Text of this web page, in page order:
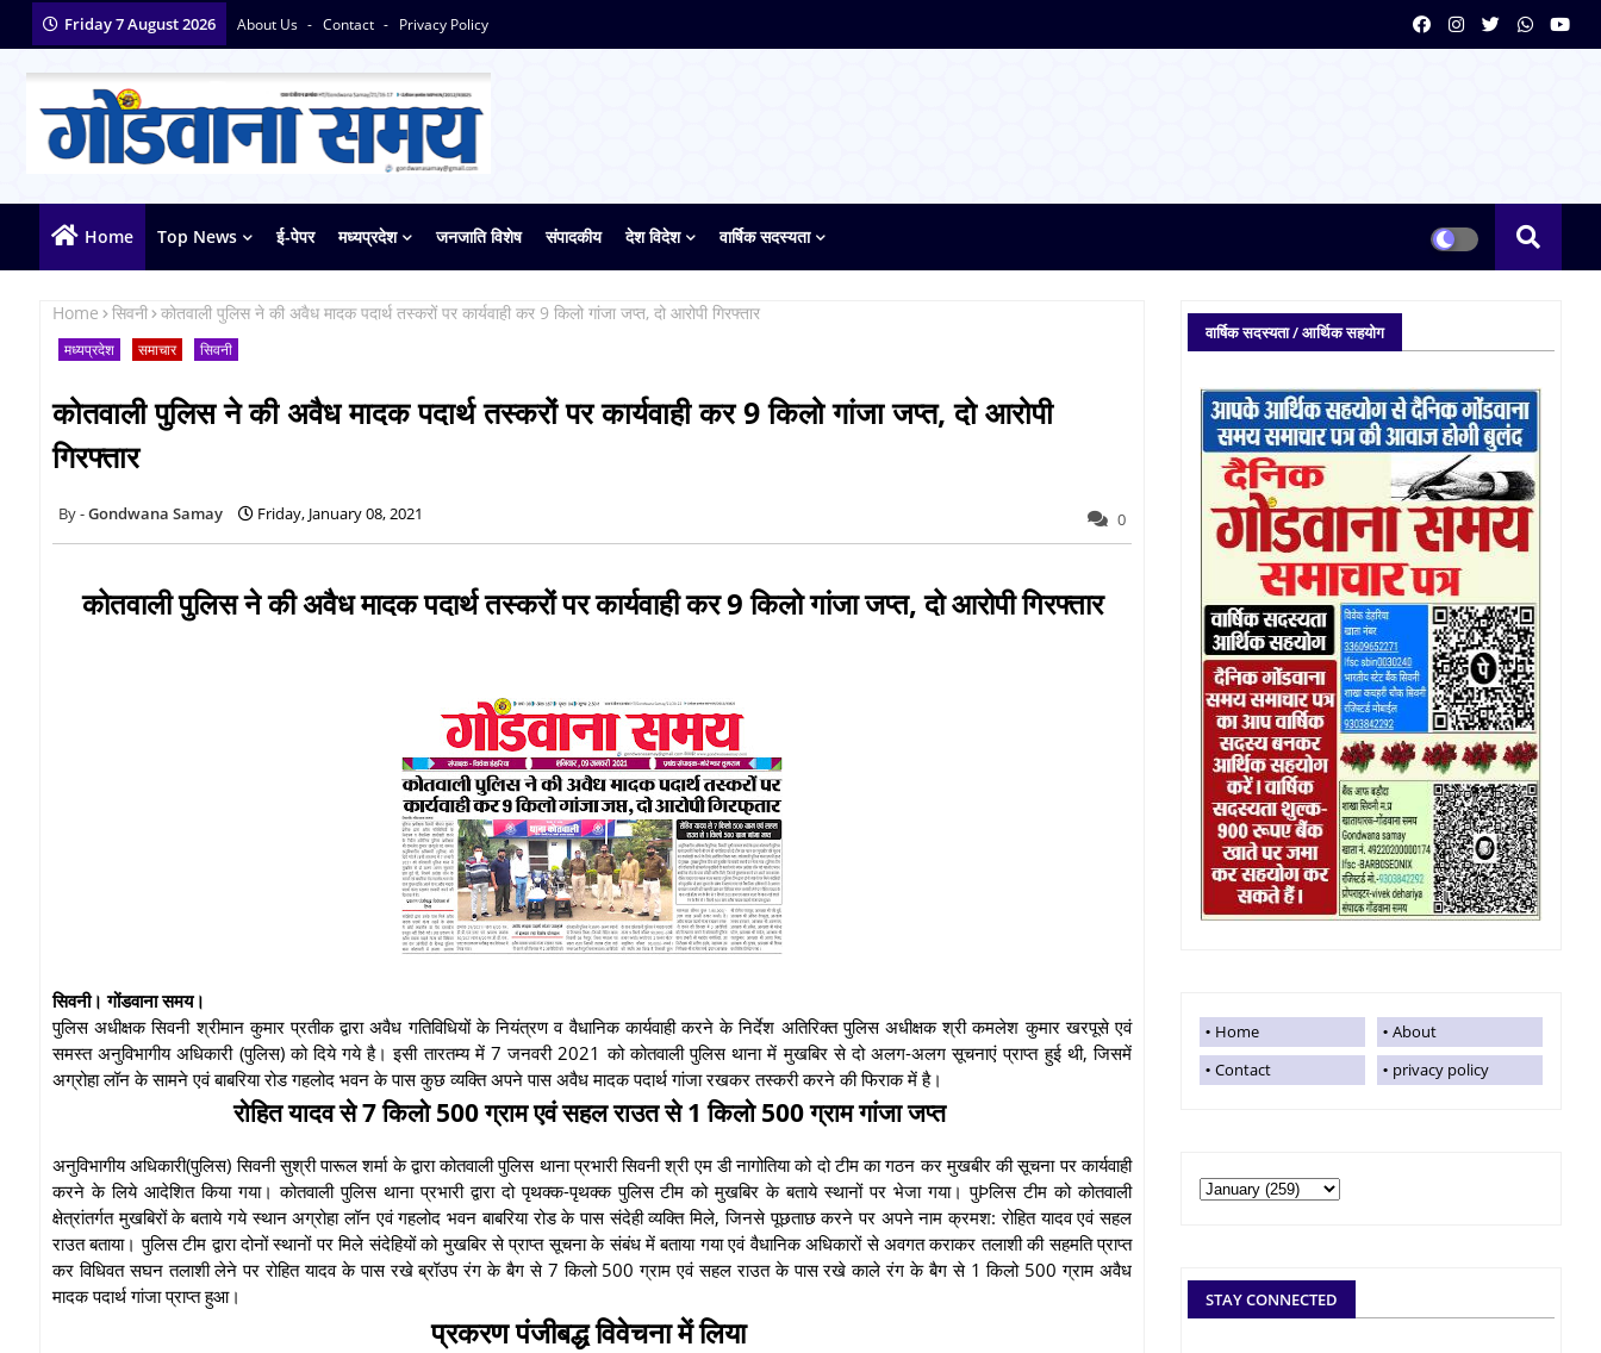
Friday 7 August 2026 About Us Contact Privacy Policy
Home Top News ई-पेपर मध्यप्रदेश जनजाति विशेष संपादकीय देश विदेश वार्षिक सदस्यता
Home सिवनी कोतवाली पुलिस ने की अवैध मादक पदार्थ तस्करों पर कार्यवाही कर 9 किलो गांजा जप्त, दो आरोपी गिरफ्तार
मध्यप्रदेश समाचार सिवनी
कोतवाली पुलिस ने की अवैध मादक पदार्थ तस्करों पर कार्यवाही कर 9 किलो गांजा जप्त, दो आरोपी
गिरफ्तार
Gondwana Samay Friday, January 08, 2021 0
कोतवाली पुलिस ने की अवैध मादक पदार्थ तस्करों पर कार्यवाही कर 9 किलो गांजा जप्त, दो आरोपी गिरफ्तार
सिवनी। गोंडवाना समय।
पुलिस अधीक्षक सिवनी श्रीमान कुमार प्रतीक द्वारा अवैध गतिविधियों के नियंत्रण व वैधानिक कार्यवाही करने के निर्देश अतिरिक्त पुलिस अधीक्षक श्री कमलेश कुमार खरपूसे एवं
समस्त अनुविभागीय अधिकारी (पुलिस) को दिये गये है। इसी तारतम्य में 7 जनवरी 2021 को कोतवाली पुलिस थाना में मुखबिर से दो अलग-अलग सूचनाएं प्राप्त हुई थी, जिसमें
अग्रोहा लॉन के सामने एवं बाबरिया रोड गहलोद भवन के पास कुछ व्यक्ति अपने पास अवैध मादक पदार्थ गांजा रखकर तस्करी करने की फिराक में है।
रोहित यादव से 7 किलो 500 ग्राम एवं सहल राउत से 1 किलो 500 ग्राम गांजा जप्त
अनुविभागीय अधिकारी(पुलिस) सिवनी सुश्री पारूल शर्मा के द्वारा कोतवाली पुलिस थाना प्रभारी सिवनी श्री एम डी नागोतिया को दो टीम का गठन कर मुखबीर की सूचना पर कार्यवाही
करने के लिये आदेशित किया गया। कोतवाली पुलिस थाना प्रभारी द्वारा दो पृथक्क-पृथक्क पुलिस टीम को मुखबिर के बताये स्थानों पर भेजा गया। पुÞलिस टीम को कोतवाली
क्षेत्रांतर्गत मुखबिरों के बताये गये स्थान अग्रोहा लॉन एवं गहलोद भवन बाबरिया रोड के पास संदेही व्यक्ति मिले, जिनसे पूछताछ करने पर अपने नाम क्रमश: रोहित यादव एवं सहल
राउत बताया। पुलिस टीम द्वारा दोनों स्थानों पर मिले संदेहियों को मुखबिर से प्राप्त सूचना के संबंध में बताया गया एवं वैधानिक अधिकारों से अवगत कराकर तलाशी की सहमति प्राप्त
कर विधिवत सघन तलाशी लेने पर रोहित यादव के पास रखे ब्रॉउप रंग के बैग से 7 किलो 500 ग्राम एवं सहल राउत के पास रखे काले रंग के बैग से 1 किलो 500 ग्राम अवैध
मादक पदार्थ गांजा प्राप्त हुआ।
प्रकरण पंजीबद्ध विवेचना में लिया
वार्षिक सदस्यता / आर्थिक सहयोग
Home
About
Contact
privacy policy
STAY CONNECTED